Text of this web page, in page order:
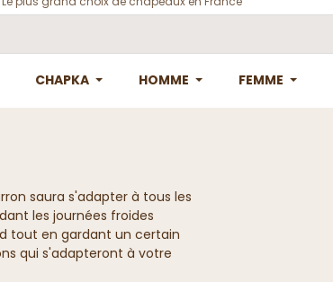
CHAPKA HOMME FEMME
saura s'adapter à tous les
les journées froides
tout en gardant un certain
qui s'adapteront à votre